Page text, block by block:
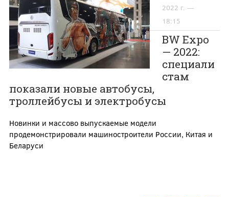
2022 г. —
18:15
BW Expo
— 2022:
специали
стам
показали новые автобусы,
троллейбусы и электробусы
Новинки и массово выпускаемые модели
продемонстрировали машиностроители России, Китая и
Беларуси